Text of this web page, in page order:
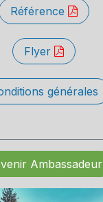
Référence
Flyer
générales
Ambassadeur